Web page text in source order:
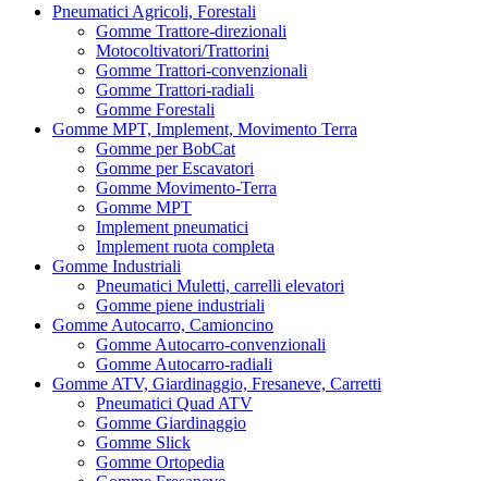
Pneumatici Agricoli, Forestali
Gomme Trattore-direzionali
Motocoltivatori/Trattorini
Gomme Trattori-convenzionali
Gomme Trattori-radiali
Gomme Forestali
Gomme MPT, Implement, Movimento Terra
Gomme per BobCat
Gomme per Escavatori
Gomme Movimento-Terra
Gomme MPT
Implement pneumatici
Implement ruota completa
Gomme Industriali
Pneumatici Muletti, carrelli elevatori
Gomme piene industriali
Gomme Autocarro, Camioncino
Gomme Autocarro-convenzionali
Gomme Autocarro-radiali
Gomme ATV, Giardinaggio, Fresaneve, Carretti
Pneumatici Quad ATV
Gomme Giardinaggio
Gomme Slick
Gomme Ortopedia